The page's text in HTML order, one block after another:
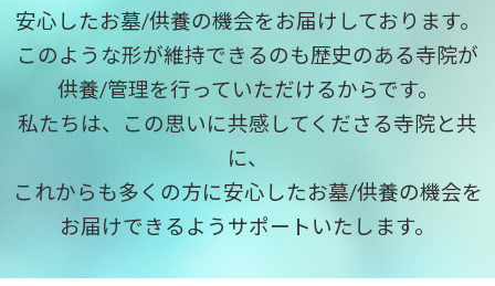
安心したお墓/供養の機会をお届けしております。
このような形が維持できるのも歴史のある寺院が
供養/管理を行っていただけるからです。
私たちは、この思いに共感してくださる寺院と共
に、
これからも多くの方に安心したお墓/供養の機会を
お届けできるようサポートいたします。